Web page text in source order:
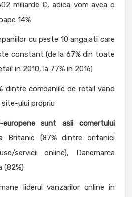
miliarde €, adica vom avea o
14%
cu peste 10 angajati care
constant (de la 67% din toate
in 2010, la 77% in 2016)
dintre companiile de retail vand
ului propriu
sunt asii comertului
Britanie (87% dintre britanici
servicii online), Danemarca
(82%)
liderul vanzarilor online in